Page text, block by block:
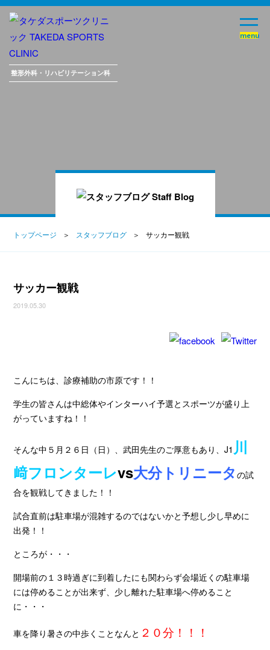
整形外科・ リハビリテーション科
トップページ スタッフブログ サッカー観戦
サッカー観戦
2019.05.30
こんにちは、診療補助の市原です！！
学生の皆さんは中総体やインターハイ予選とスポーツが盛り上
がっていますね！！
そんな中５月２６日（日）、武田先生のご厚意もあり、J1 川
﨑フロンターレvs大分トリニータの試
合を観戦してきました！！
試合直前は駐車場が混雑するのではないかと予想し少し早めに
出発！！
ところが・・・
開場前の１３時過ぎに到着したにも関わらず会場近くの駐車場
には停めることが出来ず、少し離れた駐車場へ停めること
に・・・
車を降り暑さの中歩くことなんと ２０分！！！